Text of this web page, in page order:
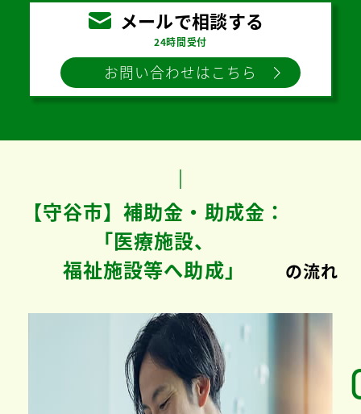
メールで相談する
24時間受付
お問い合わせはこちら
【守谷市】補助金・助成金：
「医療施設、
福祉施設等へ助成」
の流れ